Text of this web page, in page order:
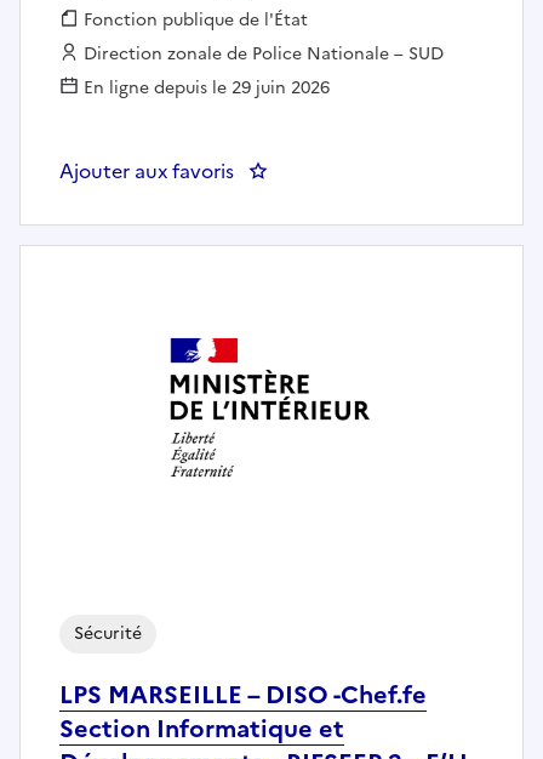
Fonction publique :
Fonction publique de l'État
Employeur :
Direction zonale de Police Nationale – SUD
En ligne depuis le 29 juin 2026
Ajouter aux favoris : Assistant contrôle frontière
LPS MARSEILLE – DISO -Chef.fe
Section Informatique et
Sécurité